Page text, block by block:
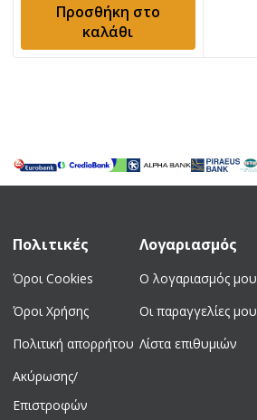
Προσθήκη στο
καλάθι
Πολιτικές
Όροι Cookies
Όροι Χρήσης
Πολιτική απορρήτου
Ακύρωσης/
Επιστροφών
Λογαριασμός
Ο λογαριασμός μου
Οι παραγγελίες μου
Λίστα επιθυμιών